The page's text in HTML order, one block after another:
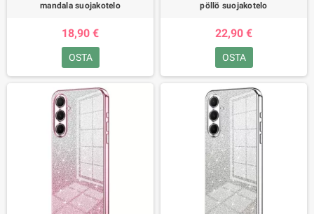
mandala suojakotelo
18,90 €
OSTA
pöllö suojakotelo
22,90 €
OSTA